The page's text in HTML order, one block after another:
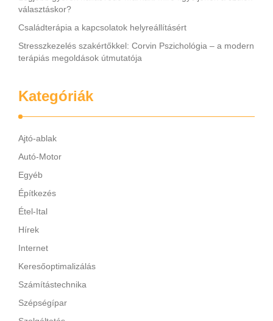
választáskor?
Családterápia a kapcsolatok helyreállításért
Stresszkezelés szakértőkkel: Corvin Pszichológia – a modern
terápiás megoldások útmutatója
Kategóriák
Ajtó-ablak
Autó-Motor
Egyéb
Építkezés
Étel-Ital
Hírek
Internet
Keresőoptimalizálás
Számítástechnika
Szépségípar